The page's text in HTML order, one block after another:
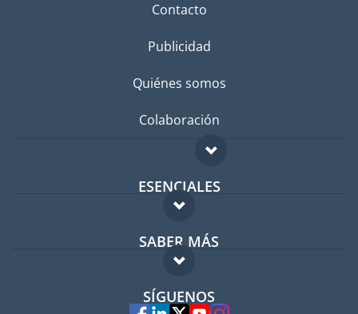
Contacto
Publicidad
Quiénes somos
Colaboración
ESENCIALES
Foro para expatriados
Guía para expatriados
Trabajos en el extranjero
SABER MÁS
FAQ
Expertos
SÍGUENOS